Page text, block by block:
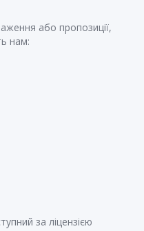
або пропозиції,
нам:
за ліцензією